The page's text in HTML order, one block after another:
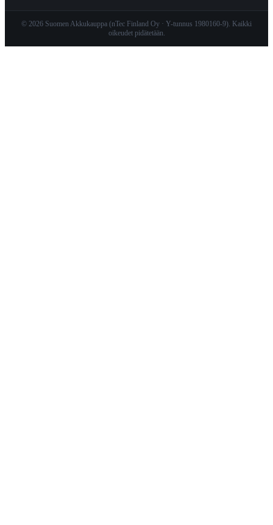
© 2026 Suomen Akkukauppa (nTec Finland Oy · Y-tunnus 1980160-9). Kaikki
oikeudet pidätetään.